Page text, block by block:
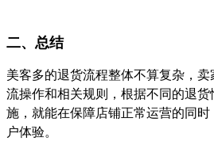
二、总结
美客多的退货流程整体不算复杂，
流操作和相关规则，根据不同的退
施，就能在保障店铺正常运营的同
户体验。